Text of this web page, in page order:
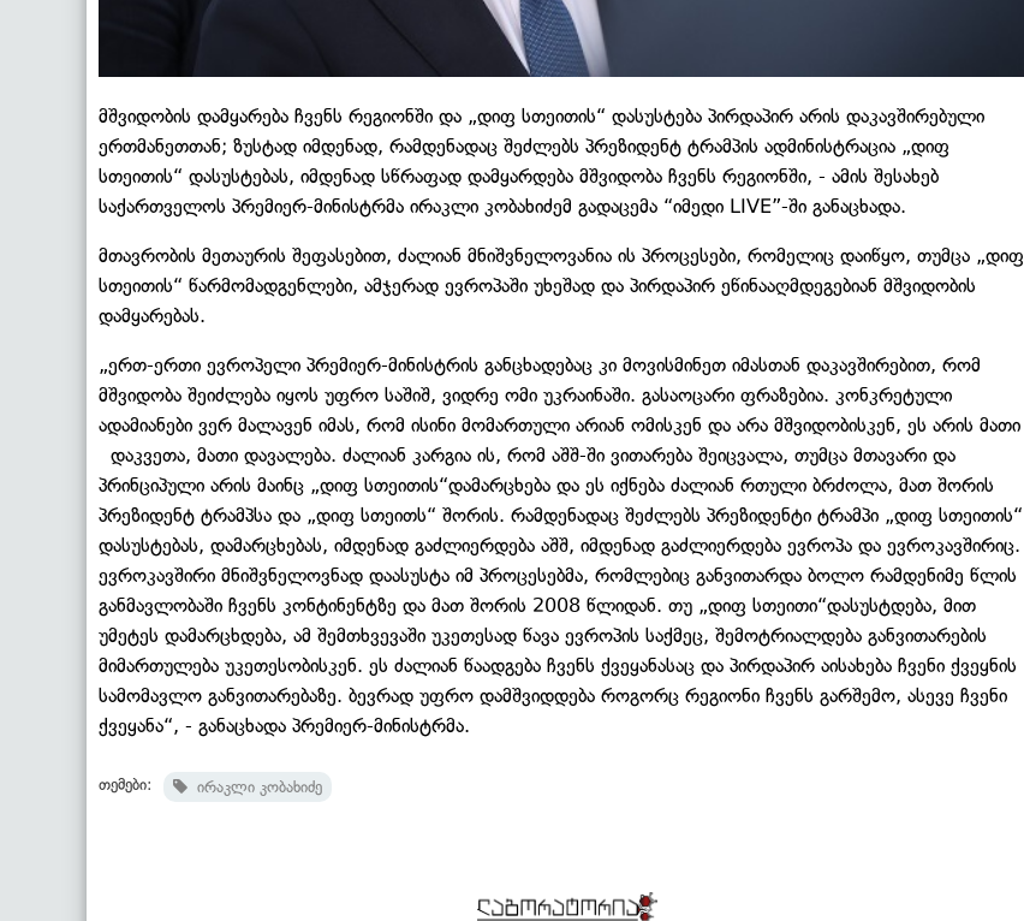
მშვიდობის დამყარება ჩვენს რეგიონში და „დიფ სთეითის“ დასუსტება პირდაპირ არის დაკავშირებული
ერთმანეთთან; ზუსტად იმდენად, რამდენადაც შეძლებს პრეზიდენტ ტრამპის ადმინისტრაცია „დიფ
სთეითის“ დასუსტებას, იმდენად სწრაფად დამყარდება მშვიდობა ჩვენს რეგიონში, - ამის შესახებ
საქართველოს პრემიერ-მინისტრმა ირაკლი კობახიძემ გადაცემა “იმედი LIVE”-ში განაცხადა.
მთავრობის მეთაურის შეფასებით, ძალიან მნიშვნელოვანია ის პროცესები, რომელიც დაიწყო, თუმცა „დიფ
სთეითის“ წარმომადგენლები, ამჯერად ევროპაში უხეშად და პირდაპირ ეწინააღმდეგებიან მშვიდობის
დამყარებას.
„ერთ-ერთი ევროპელი პრემიერ-მინისტრის განცხადებაც კი მოვისმინეთ იმასთან დაკავშირებით, რომ
მშვიდობა შეიძლება იყოს უფრო საშიშ, ვიდრე ომი უკრაინაში. გასაოცარი ფრაზებია. კონკრეტული
ადამიანები ვერ მალავენ იმას, რომ ისინი მომართული არიან ომისკენ და არა მშვიდობისკენ, ეს არის მათი
დაკვეთა, მათი დავალება. ძალიან კარგია ის, რომ აშშ-ში ვითარება შეიცვალა, თუმცა მთავარი და
პრინციპული არის მაინც „დიფ სთეითის“დამარცხება და ეს იქნება ძალიან რთული ბრძოლა, მათ შორის
პრეზიდენტ ტრამპსა და „დიფ სთეითს“ შორის. რამდენადაც შეძლებს პრეზიდენტი ტრამპი „დიფ სთეითის“
დასუსტებას, დამარცხებას, იმდენად გაძლიერდება აშშ, იმდენად გაძლიერდება ევროპა და ევროკავშირიც.
ევროკავშირი მნიშვნელოვნად დაასუსტა იმ პროცესებმა, რომლებიც განვითარდა ბოლო რამდენიმე წლის
განმავლობაში ჩვენს კონტინენტზე და მათ შორის 2008 წლიდან. თუ „დიფ სთეითი“დასუსტდება, მით
უმეტეს დამარცხდება, ამ შემთხვევაში უკეთესად წავა ევროპის საქმეც, შემოტრიალდება განვითარების
მიმართულება უკეთესობისკენ. ეს ძალიან წაადგება ჩვენს ქვეყანასაც და პირდაპირ აისახება ჩვენი ქვეყნის
სამომავლო განვითარებაზე. ბევრად უფრო დამშვიდდება როგორც რეგიონი ჩვენს გარშემო, ასევე ჩვენი
ქვეყანა“, - განაცხადა პრემიერ-მინისტრმა.
თემები: ირაკლი კობახიძე